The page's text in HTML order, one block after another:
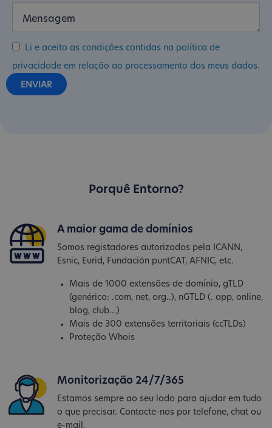
Li e aceito as condições contidas na política de
privacidade em relação ao processamento dos meus dados.
Porquê Entorno?
A maior gama de domínios
Somos registadores autorizados pela ICANN,
Esnic, Eurid, Fundación puntCAT, AFNIC, etc.
Mais de 1000 extensões de domínio, gTLD
(genérico: .com, net, org..), nGTLD (. app, online,
blog, club...)
Mais de 300 extensões territoriais (ccTLDs)
Proteção Whois
Monitorização 24/7/365
Estamos sempre ao seu lado para ajudar em tudo
o que precisar. Contacte-nos por telefone, chat ou
e-mail.